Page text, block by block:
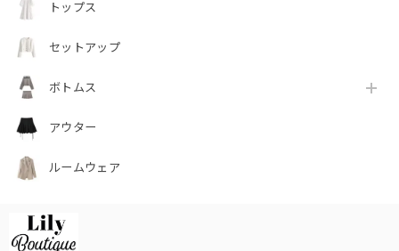
トップス
セットアップ
ボトムス
アウター
ルームウェア